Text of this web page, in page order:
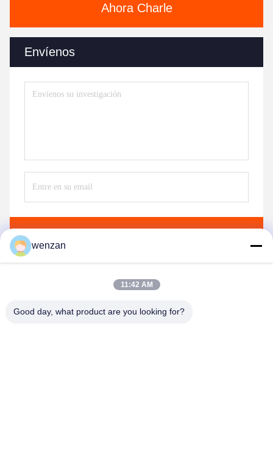
Ahora Charle
Envíenos
wenzan
11:42 AM
Good day, what product are you looking for?